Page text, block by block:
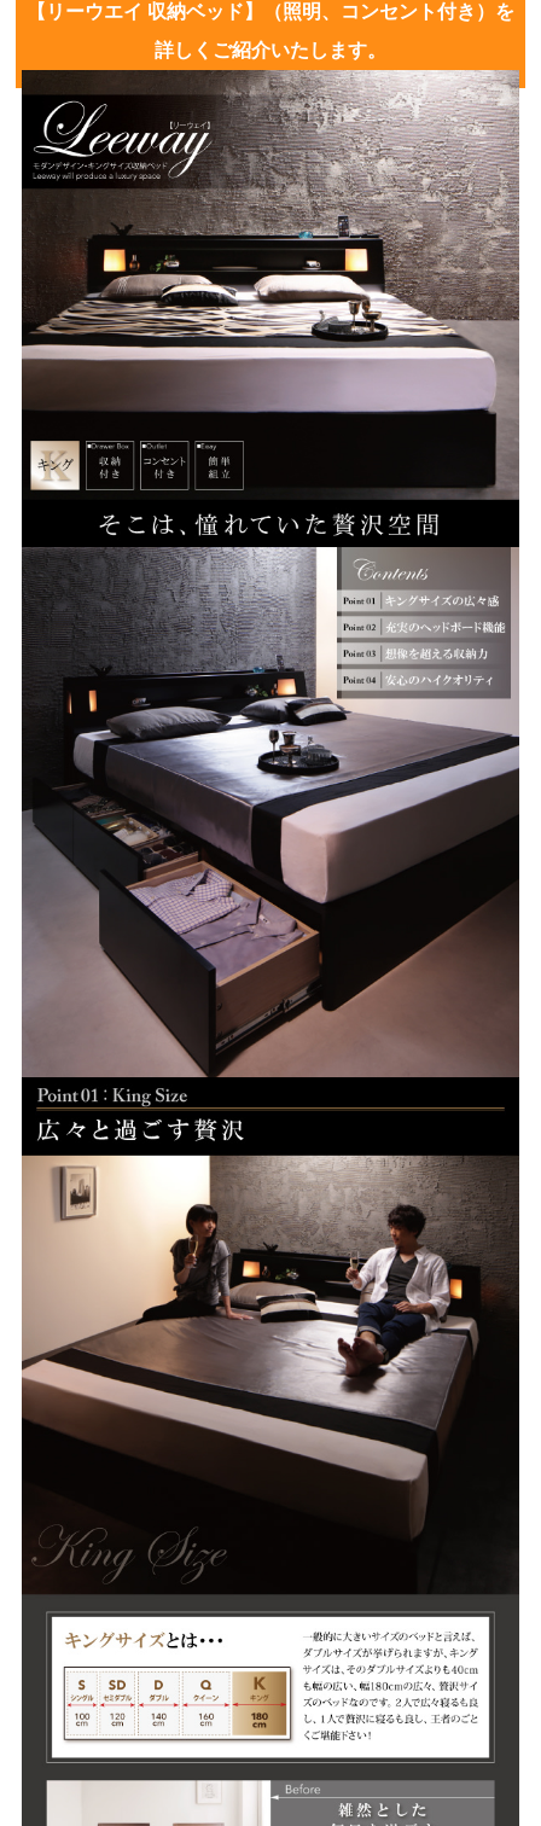
【リーウエイ 収納ベッド】（照明、コンセント付き）を
詳しくご紹介いたします。